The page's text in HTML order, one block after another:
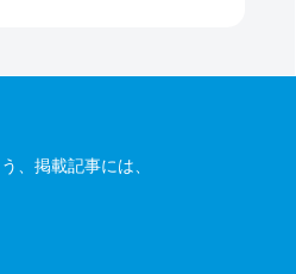
、掲載記事には、